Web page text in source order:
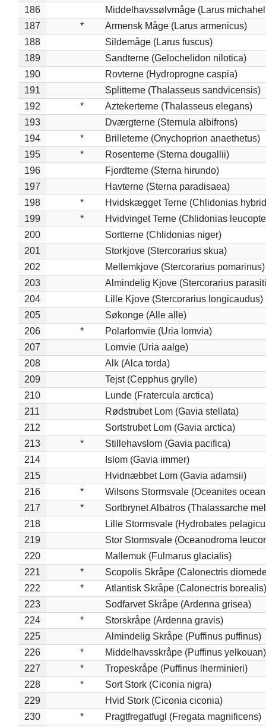
186
Middelhavssølvmåge (Larus
187
*
Armensk Måge (Larus armenicus)
188
Sildemåge (Larus fuscus)
189
Sandterne (Gelochelidon nilotica)
190
Rovterne (Hydroprogne caspia)
191
Splitterne (Thalasseus sandvicensis)
192
*
Aztekerterne (Thalasseus elegans)
193
Dværgterne (Sternula albifrons)
194
*
Brilleterne (Onychoprion anaethetus)
195
*
Rosenterne (Sterna dougallii)
196
Fjordterne (Sterna hirundo)
197
Havterne (Sterna paradisaea)
198
*
Hvidskægget Terne (Chlidonias
199
*
Hvidvinget Terne (Chlidonias
200
Sortterne (Chlidonias niger)
201
Storkjove (Stercorarius skua)
202
Mellemkjove (Stercorarius pomarinus)
203
Almindelig Kjove (Stercorarius
204
Lille Kjove (Stercorarius longicaudus)
205
Søkonge (Alle alle)
206
*
Polarlomvie (Uria lomvia)
207
Lomvie (Uria aalge)
208
Alk (Alca torda)
209
Tejst (Cepphus grylle)
210
Lunde (Fratercula arctica)
211
Rødstrubet Lom (Gavia stellata)
212
Sortstrubet Lom (Gavia arctica)
213
*
Stillehavslom (Gavia pacifica)
214
Islom (Gavia immer)
215
Hvidnæbbet Lom (Gavia adamsii)
216
*
Wilsons Stormsvale (Oceanites
217
*
Sortbrynet Albatros (Thalassarche
218
Lille Stormsvale (Hydrobates
219
Stor Stormsvale (Oceanodroma
220
Mallemuk (Fulmarus glacialis)
221
*
Scopolis Skråpe (Calonectris
222
*
Atlantisk Skråpe (Calonectris borealis)
223
Sodfarvet Skråpe (Ardenna grisea)
224
*
Storskråpe (Ardenna gravis)
225
Almindelig Skråpe (Puffinus puffinus)
226
*
Middelhavsskråpe (Puffinus yelkouan)
227
*
Tropeskråpe (Puffinus lherminieri)
228
*
Sort Stork (Ciconia nigra)
229
Hvid Stork (Ciconia ciconia)
230
* Pragtfregatfugl (Fregata magnificens)